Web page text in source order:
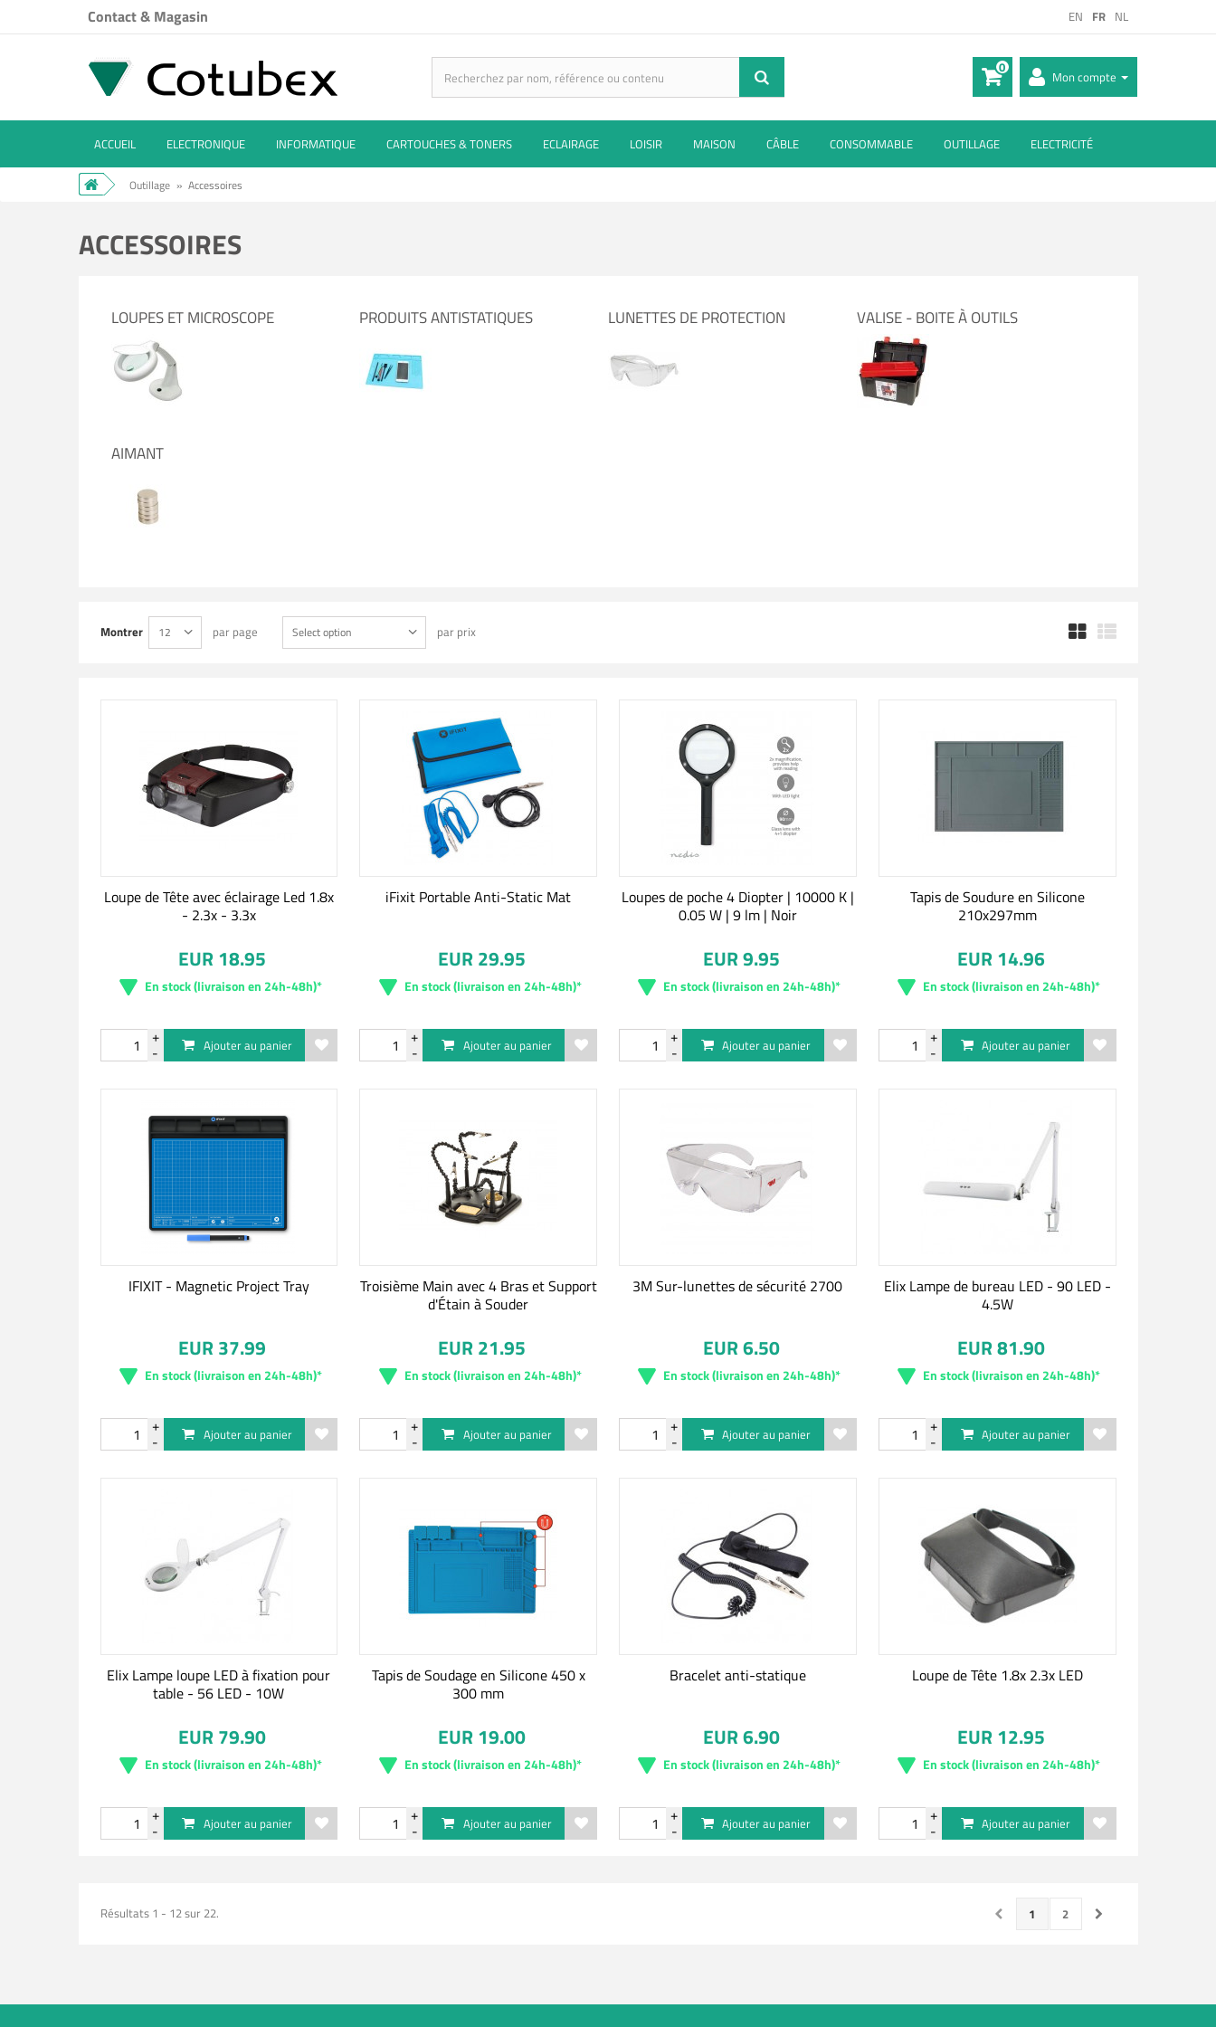
EN FR NL
Contact & Magasin
Mon compte
0
ACCUEIL ELECTRONIQUE INFORMATIQUE CARTOUCHES & TONERS ECLAIRAGE LOISIR MAISON CÂBLE CONSOMMABLE OUTILLAGE ELECTRICITÉ
Outillage » Accessoires
ACCESSOIRES
LOUPES ET MICROSCOPE PRODUITS ANTISTATIQUES LUNETTES DE PROTECTION VALISE - BOITE À OUTILS
AIMANT
Montrer 12 par page Select option par prix
Loupe de Tête avec éclairage Led 1.8x
- 2.3x - 3.3x
EUR 18.95
En stock (livraison en 24h-48h)*
Ajouter au panier
iFixit Portable Anti-Static Mat
EUR 29.95
En stock (livraison en 24h-48h)*
Ajouter au panier
Loupes de poche 4 Diopter | 10000 K |
0.05 W | 9 lm | Noir
EUR 9.95
En stock (livraison en 24h-48h)*
Ajouter au panier
Tapis de Soudure en Silicone
210x297mm
EUR 14.96
En stock (livraison en 24h-48h)*
Ajouter au panier
IFIXIT - Magnetic Project Tray
EUR 37.99
En stock (livraison en 24h-48h)*
Ajouter au panier
Troisième Main avec 4 Bras et Support
d'Étain à Souder
EUR 21.95
En stock (livraison en 24h-48h)*
Ajouter au panier
3M Sur-lunettes de sécurité 2700
EUR 6.50
En stock (livraison en 24h-48h)*
Ajouter au panier
Elix Lampe de bureau LED - 90 LED -
4.5W
EUR 81.90
En stock (livraison en 24h-48h)*
Ajouter au panier
Elix Lampe loupe LED à fixation pour
table - 56 LED - 10W
EUR 79.90
En stock (livraison en 24h-48h)*
Ajouter au panier
Tapis de Soudage en Silicone 450 x
300 mm
EUR 19.00
En stock (livraison en 24h-48h)*
Ajouter au panier
Bracelet anti-statique
EUR 6.90
En stock (livraison en 24h-48h)*
Ajouter au panier
Loupe de Tête 1.8x 2.3x LED
EUR 12.95
En stock (livraison en 24h-48h)*
Ajouter au panier
1 2
Résultats 1 - 12 sur 22.